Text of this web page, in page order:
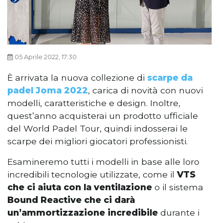
05 Aprile 2022, 17:30
È arrivata la nuova collezione di scarpe da
padel Joma 2022, carica di novità con nuovi
modelli, caratteristiche e design. Inoltre,
quest’anno acquisterai un prodotto ufficiale
del World Padel Tour, quindi indosserai le
scarpe dei migliori giocatori professionisti.
Esamineremo tutti i modelli in base alle loro
incredibili tecnologie utilizzate, come il VTS
che ci aiuta con la ventilazione o il sistema
Bound Reactive che ci darà
un’ammortizzazione incredibile durante i